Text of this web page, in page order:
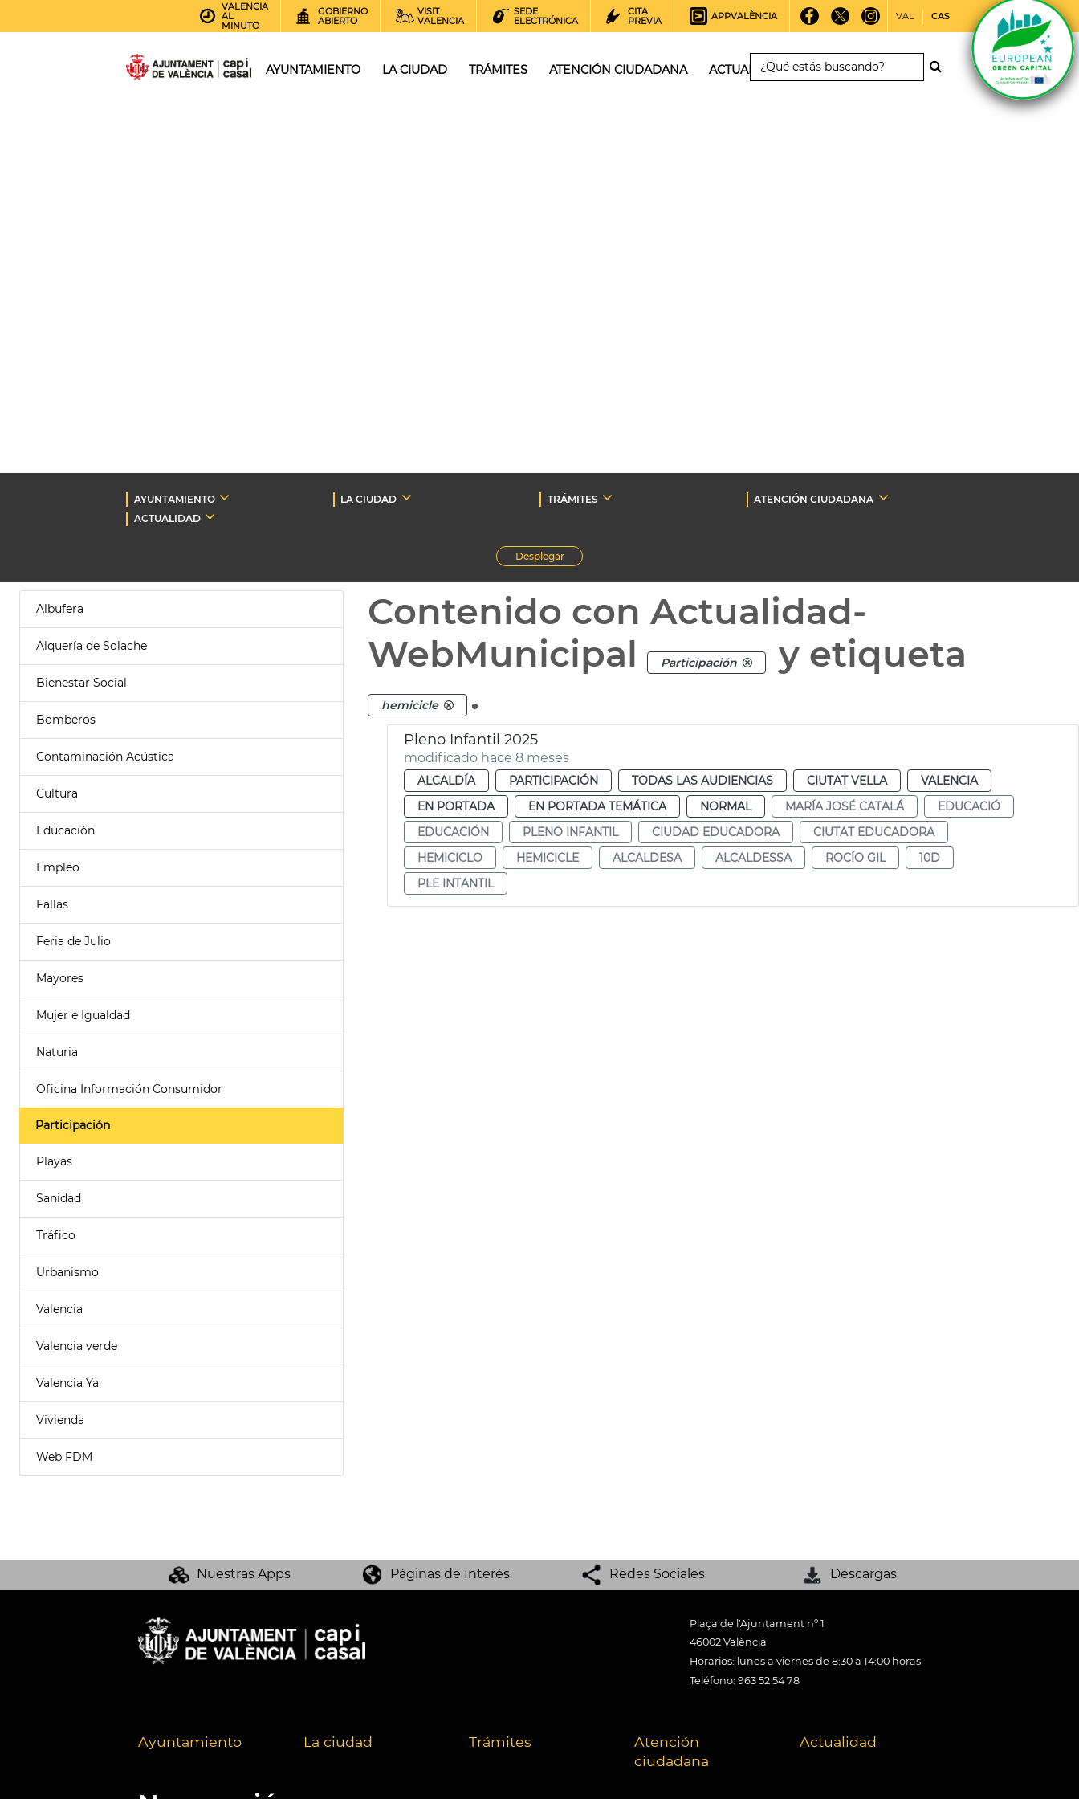
VALENCIA
AL
MINUTO
GOBIERNO
ABIERTO
VISIT
VALENCIA
SEDE
ELECTRÓNICA
CITA
PREVIA
APPVALÈNCIA VAL CAS
AYUNTAMIENTO LA CIUDAD TRÁMITES ATENCIÓN CIUDADANA ACTUALIDAD
AYUNTAMIENTO LA CIUDAD TRÁMITES
ATENCIÓN CIUDADANA
ACTUALIDAD
Desplegar
Albufera
Alquería de Solache
Bienestar Social
Bomberos
Contaminación Acústica
Cultura
Educación
Empleo
Fallas
Feria de Julio
Mayores
Mujer e Igualdad
Naturia
Oficina Información Consumidor
Participación
Playas
Sanidad
Tráfico
Urbanismo
Valencia
Valencia verde
Valencia Ya
Vivienda
Web FDM
Contenido con Actualidad-
WebMunicipal
Participación y etiqueta
hemicicle .
Pleno Infantil 2025
modificado hace 8 meses
ALCALDÍA PARTICIPACIÓN TODAS LAS AUDIENCIAS CIUTAT VELLA
VALENCIA
EN PORTADA
EN PORTADA TEMÁTICA NORMAL MARÍA JOSÉ CATALÁ
EDUCACIÓ
EDUCACIÓN
PLENO INFANTIL CIUDAD EDUCADORA
CIUTAT EDUCADORA
HEMICICLO
HEMICICLE ALCALDESA ALCALDESSA ROCÍO GIL
10D
PLE INTANTIL
Nuestras Apps Páginas de Interés Redes Sociales Descargas
Plaça de l'Ajuntament nº 1
46002 València
Horarios: lunes a viernes de 8:30 a 14:00 horas
Teléfono: 963 52 54 78
Ayuntamiento La ciudad Trámites
Atención
ciudadana
Actualidad